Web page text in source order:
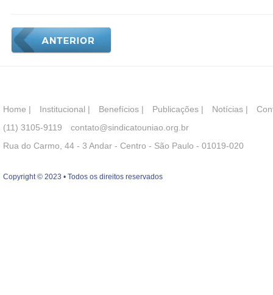
Home | Institucional | Benefícios | Publicações | Notícias |
(11) 3105-9119
contato@sindicatouniao.org.br
Rua do Carmo, 44 - 3 Andar - Centro - São Paulo - 01019-020
Copyright © 2023 • Todos os direitos reservados